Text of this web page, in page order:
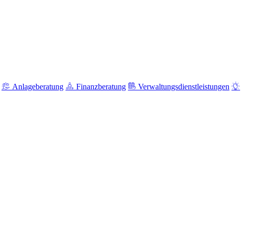
Anlageberatung Finanzberatung
Verwaltungsdienstleistungen